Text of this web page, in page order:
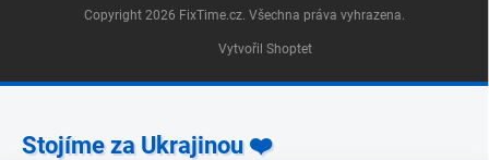
Vytvořil Shoptet
Copyright 2026 FixTime.cz . Všechna práva vyhrazena.
Stojíme za Ukrajinou ❤️